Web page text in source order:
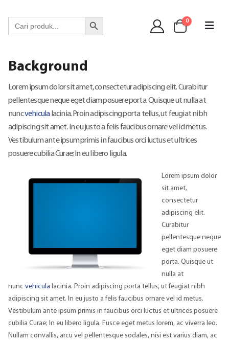
Search
for:
Search Button
0
Background
Lorem ipsum dolor sit amet, consectetur adipiscing elit. Curabitur
pellentesque neque eget diam posuere porta. Quisque ut nulla at
nuncvehiculalacinia. Proin adipiscing porta tellus, ut feugiat nibh
adipiscing sit amet. In eu justo a felis faucibus ornare vel id metus.
Vestibulum ante ipsum primis in faucibus orci luctus et ultrices
posuere cubilia Curae; In eu libero ligula.
Lorem ipsum dolor
sit amet,
consectetur
adipiscing elit.
Curabitur
pellentesque neque
eget diam posuere
porta. Quisque ut
nulla at
nunc vehicula lacinia. Proin adipiscing porta tellus, ut feugiat nibh
adipiscing sit amet. In eu justo a felis faucibus ornare vel id metus.
Vestibulum ante ipsum primis in faucibus orci luctus et ultrices posuere
cubilia Curae; In eu libero ligula. Fusce eget metus lorem, ac viverra leo.
Nullam convallis, arcu vel pellentesque sodales, nisi est varius diam, ac